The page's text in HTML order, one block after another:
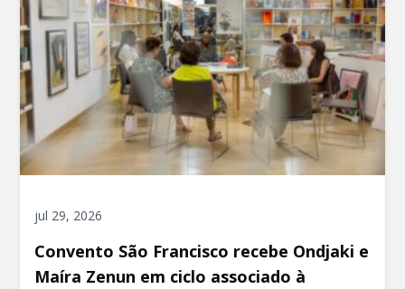
jul 29, 2026
Convento São Francisco recebe Ondjaki e
Maíra Zenun em ciclo associado à